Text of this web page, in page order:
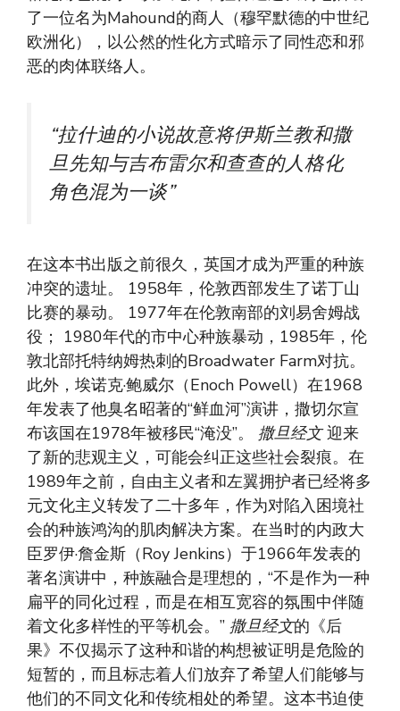
了一位名为Mahound的商人（穆罕默德的中世纪
欧洲化），以公然的性化方式暗示了同性恋和邪
恶的肉体联络人。
“拉什迪的小说故意将伊斯兰教和撒
旦先知与吉布雷尔和查查的人格化
角色混为一谈”
在这本书出版之前很久，英国才成为严重的种族
冲突的遗址。 1958年，伦敦西部发生了诺丁山
比赛的暴动。 1977年在伦敦南部的刘易舍姆战
役； 1980年代的市中心种族暴动，1985年，伦
敦北部托特纳姆热刺的Broadwater Farm对抗。
此外，埃诺克·鲍威尔（Enoch Powell）在1968
年发表了他臭名昭著的“鲜血河”演讲，撒切尔宣
布该国在1978年被移民“淹没”。 撒旦经文迎来
了新的悲观主义，可能会纠正这些社会裂痕。在
1989年之前，自由主义者和左翼拥护者已经将多
元文化主义转发了二十多年，作为对陷入困境社
会的种族鸿沟的肌肉解决方案。在当时的内政大
臣罗伊·詹金斯（Roy Jenkins）于1966年发表的
著名演讲中，种族融合是理想的，“不是作为一种
扁平的同化过程，而是在相互宽容的氛围中伴随
着文化多样性的平等机会。” 撒旦经文的《后
果》不仅揭示了这种和谐的构想被证明是危险的
短暂的，而且标志着人们放弃了希望人们能够与
他们的不同文化和传统相处的希望。这本书迫使